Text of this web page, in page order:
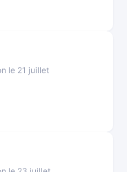
le 21 juillet